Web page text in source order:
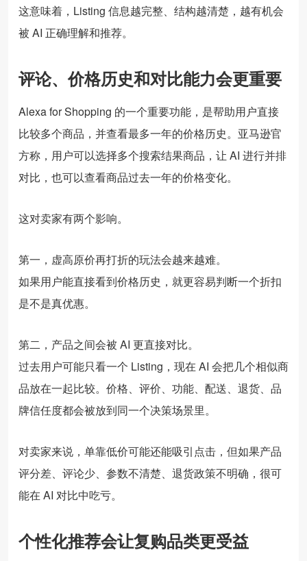
这意味着，Listing 信息越完整、结构越清楚，越有机会
被 AI 正确理解和推荐。
评论、价格历史和对比能力会更重要
Alexa for Shopping 的一个重要功能，是帮助用户直接
比较多个商品，并查看最多一年的价格历史。亚马逊官
方称，用户可以选择多个搜索结果商品，让 AI 进行并排
对比，也可以查看商品过去一年的价格变化。
这对卖家有两个影响。
第一，虚高原价再打折的玩法会越来越难。
如果用户能直接看到价格历史，就更容易判断一个折扣
是不是真优惠。
第二，产品之间会被 AI 更直接对比。
过去用户可能只看一个 Listing，现在 AI 会把几个相似商
品放在一起比较。价格、评价、功能、配送、退货、品
牌信任度都会被放到同一个决策场景里。
对卖家来说，单靠低价可能还能吸引点击，但如果产品
评分差、评论少、参数不清楚、退货政策不明确，很可
能在 AI 对比中吃亏。
个性化推荐会让复购品类更受益